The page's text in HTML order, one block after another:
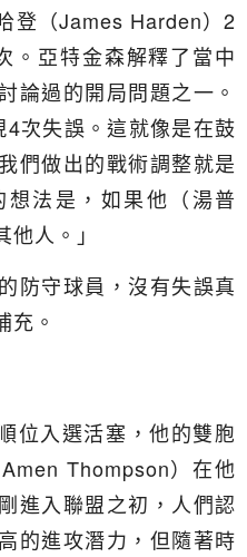
登（James Harden）2
。亞特金森解釋了當中
論過的開局問題之一。
次失誤。這就像是在鼓
們做出的戰術調整就是
法是，如果他（湯普
人。」
防守球員，沒有失誤真
充。
位入選活塞，他的雙胞
Thompson）在他
進入聯盟之初，人們認
的進攻潛力，但隨著時